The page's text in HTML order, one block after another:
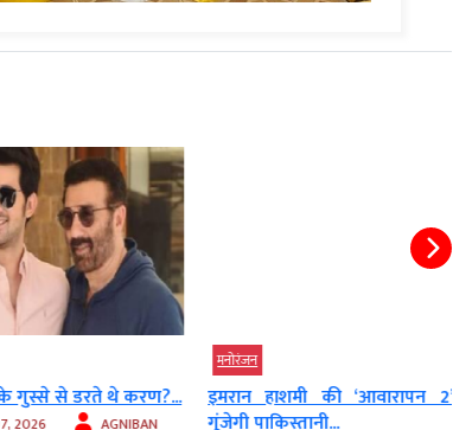
से डरते थे करण?...
AGNIBAN
मनोरंजन
इमरान हाशमी की ‘आवारापन 2’ में